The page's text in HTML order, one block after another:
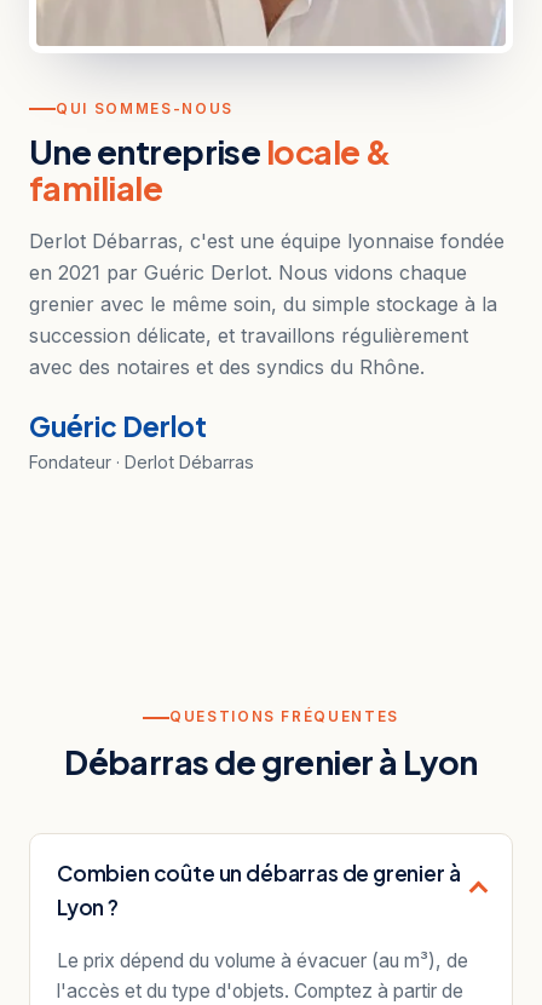
QUI SOMMES-NOUS
Une entreprise locale &
familiale
Derlot Débarras, c'est une équipe lyonnaise fondée
en 2021 par Guéric Derlot. Nous vidons chaque
grenier avec le même soin, du simple stockage à la
succession délicate, et travaillons régulièrement
avec des notaires et des syndics du Rhône.
Guéric Derlot
Fondateur · Derlot Débarras
QUESTIONS FRÉQUENTES
Débarras de grenier à Lyon
Combien coûte un débarras de grenier à
Lyon ?
Le prix dépend du volume à évacuer (au m³), de
l'accès et du type d'objets. Comptez à partir de